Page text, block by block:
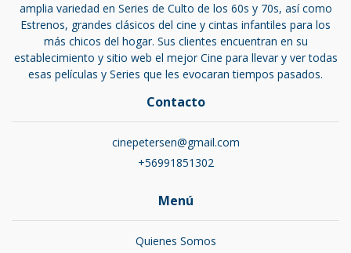
amplia variedad en Series de Culto de los 60s y 70s, así como
Estrenos, grandes clásicos del cine y cintas infantiles para los
más chicos del hogar. Sus clientes encuentran en su
establecimiento y sitio web el mejor Cine para llevar y ver todas
esas películas y Series que les evocaran tiempos pasados.
Contacto
cinepetersen@gmail.com
+56991851302
Menú
Quienes Somos